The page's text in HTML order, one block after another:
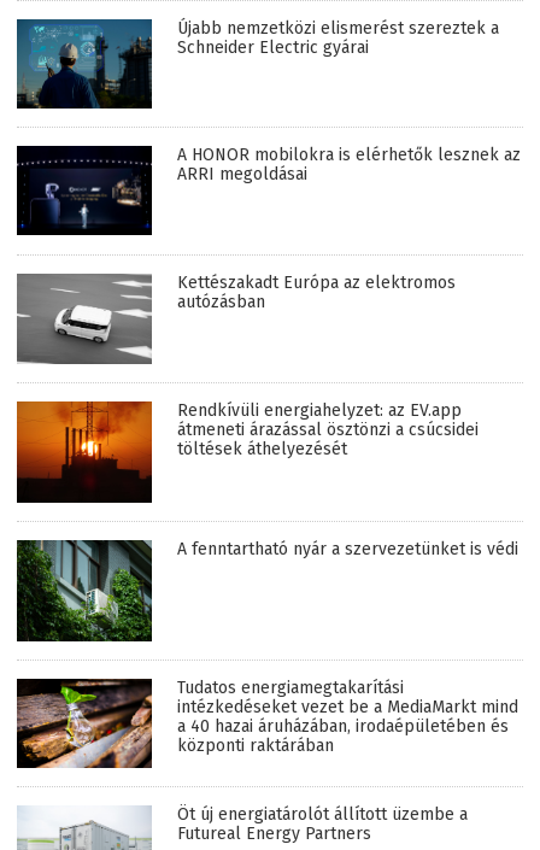
Újabb nemzetközi elismerést szereztek a
Schneider Electric gyárai
A HONOR mobilokra is elérhetők lesznek az
ARRI megoldásai
Kettészakadt Európa az elektromos
autózásban
Rendkívüli energiahelyzet: az EV.app
átmeneti árazással ösztönzi a csúcsidei
töltések áthelyezését
A fenntartható nyár a szervezetünket is védi
Tudatos energiamegtakarítási
intézkedéseket vezet be a MediaMarkt mind
a 40 hazai áruházában, irodaépületében és
központi raktárában
Öt új energiatárolót állított üzembe a
Futureal Energy Partners